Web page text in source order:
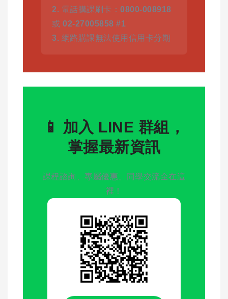
2. 電話購課刷卡： 0800-008918
或 02-27005858 #1
3. 網路購課無法使用信用卡分期
📱 加入 LINE 群組，
掌握最新資訊
課程諮詢、專屬優惠、同學交流全在這
裡！